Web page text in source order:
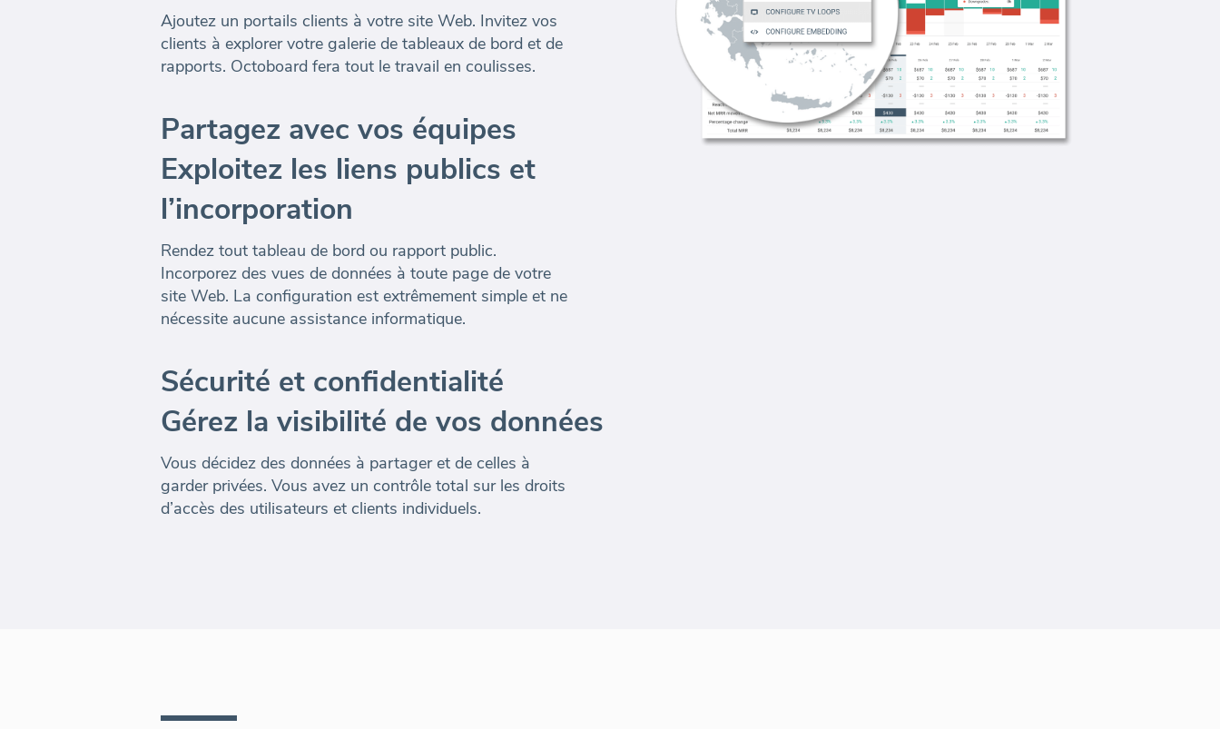
Ajoutez un portails clients à votre site Web. Invitez vos
clients à explorer votre galerie de tableaux de bord et de
rapports. Octoboard fera tout le travail en coulisses.
Partagez avec vos équipes
Exploitez les liens publics et
l’incorporation
Rendez tout tableau de bord ou rapport public.
Incorporez des vues de données à toute page de votre
site Web. La configuration est extrêmement simple et ne
nécessite aucune assistance informatique.
Sécurité et confidentialité
Gérez la visibilité de vos données
Vous décidez des données à partager et de celles à
garder privées. Vous avez un contrôle total sur les droits
d’accès des utilisateurs et clients individuels.